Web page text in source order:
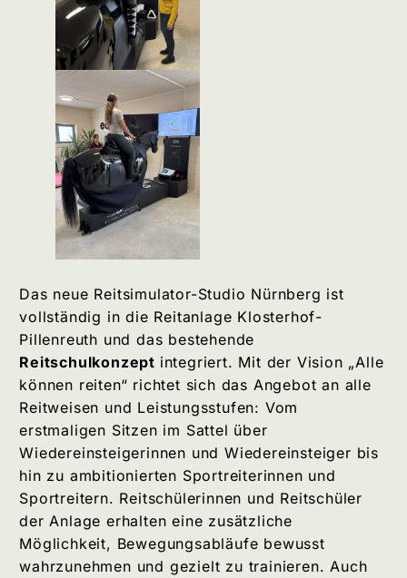
Das neue Reitsimulator-Studio Nürnberg ist
vollständig in die Reitanlage Klosterhof-
Pillenreuth und das bestehende
Reitschulkonzept integriert. Mit der Vision „Alle
können reiten“ richtet sich das Angebot an alle
Reitweisen und Leistungsstufen: Vom
erstmaligen Sitzen im Sattel über
Wiedereinsteigerinnen und Wiedereinsteiger bis
hin zu ambitionierten Sportreiterinnen und
Sportreitern. Reitschülerinnen und Reitschüler
der Anlage erhalten eine zusätzliche
Möglichkeit, Bewegungsabläufe bewusst
wahrzunehmen und gezielt zu trainieren. Auch